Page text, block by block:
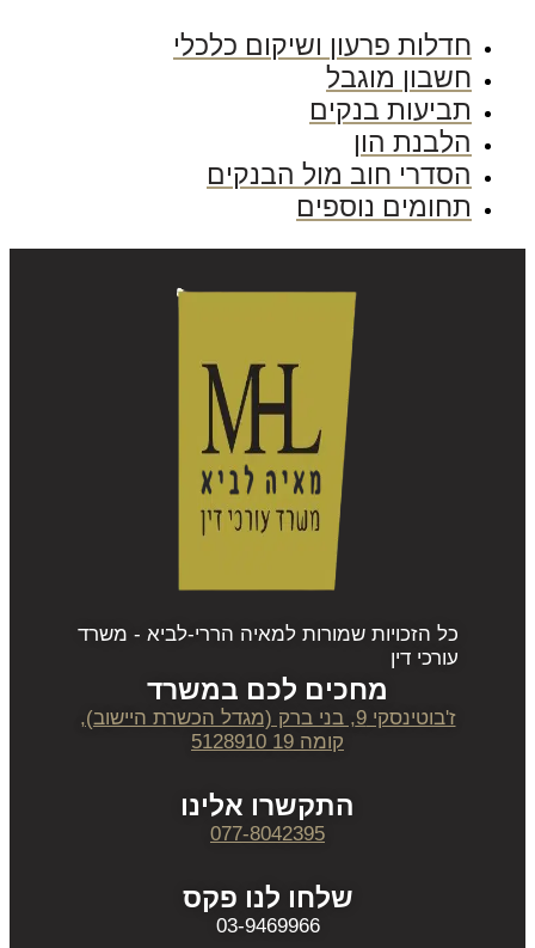
חדלות פרעון ושיקום כלכלי
חשבון מוגבל
תביעות בנקים
הלבנת הון
הסדרי חוב מול הבנקים
תחומים נוספים
כל הזכויות שמורות למאיה הררי-לביא - משרד
עורכי דין
מחכים לכם במשרד
ז'בוטינסקי 9, בני ברק (מגדל הכשרת היישוב),
קומה 19 5128910
התקשרו אלינו
077-8042395
שלחו לנו פקס
03-9469966